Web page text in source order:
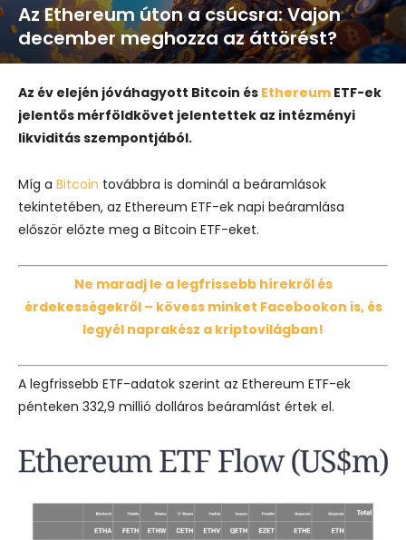
Az Ethereum úton a csúcsra: Vajon
december meghozza az áttörést?
Az év elején jóváhagyott Bitcoin és Ethereum ETF-ek
jelentős mérföldkövet jelentettek az intézményi
likviditás szempontjából.
Míg a Bitcoin továbbra is dominál a beáramlások
tekintetében, az Ethereum ETF-ek napi beáramlása
először előzte meg a Bitcoin ETF-eket.
Ne maradj le a legfrissebb hírekről és
érdekességekről – kövess minket Facebookon is, és
legyél naprakész a kriptovilágban!
A legfrissebb ETF-adatok szerint az Ethereum ETF-ek
pénteken 332,9 millió dolláros beáramlást értek el.